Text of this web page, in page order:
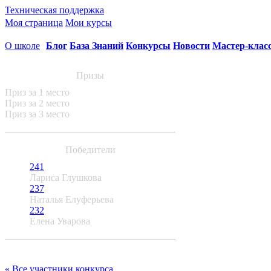
Техническая поддержка
Моя страница Мои курсы
Блог База Знаний Конкурсы Новости Мастер-
О школе
Призы
Приз за 1 место
Приз за 2 место
Приз за 3 место
Победители
241
Лариса Глушкова
237
Наталья Елуферьева
232
Елена Уварова
« Все участники конкурса